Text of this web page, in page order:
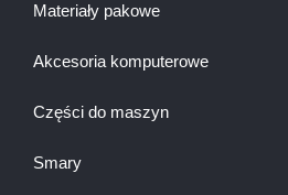
Materiały pakowe
Akcesoria komputerowe
Części do maszyn
Smary